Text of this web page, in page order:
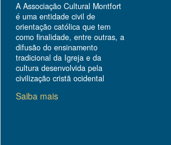
A Associação Cultural Montfort
é uma entidade civil de
orientação católica que tem
como finalidade, entre outras, a
difusão do ensinamento
tradicional da Igreja e da
cultura desenvolvida pela
civilização cristã ocidental
Saiba mais